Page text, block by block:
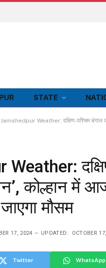
STATE
Jamshedpur Weather: दक्षिण-पश्चिम बंगाल
कोल्हान
मौसम
17, 2024 UPDATED: OCTOBER
Twitter WhatsApp